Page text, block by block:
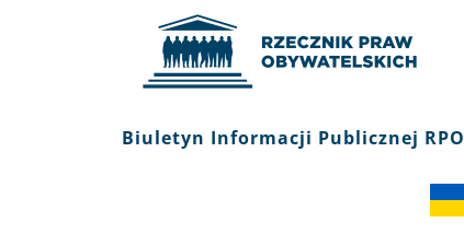
Biuletyn Informacji Publicznej RPO